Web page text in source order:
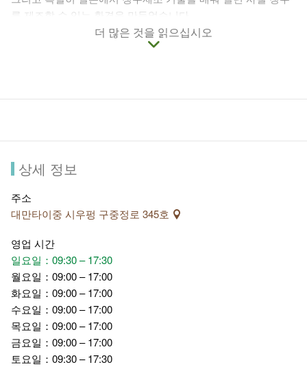
를 제조할 수 있는 환경을 만들었습니다.
우펑 농회 양조장은 우펑의 특별한 품종인 이췐 샹미를 엄선해
깨끗하고 달콤한 푸리 산천수를 더해 청주를 제조하고 있습니
이기도 합니다.
느껴보시기 바랍니다.
더 많은 것을 읽으십시오
상세 정보
주소
대만타이중 시우펑 구중정로 345호
영업 시간
일요일：09:30 – 17:30
월요일：09:00 – 17:00
화요일：09:00 – 17:00
수요일：09:00 – 17:00
목요일：09:00 – 17:00
금요일：09:00 – 17:00
토요일：09:30 – 17:30